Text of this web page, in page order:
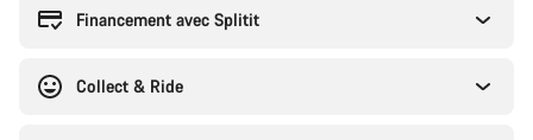
Financement avec Splitit
Collect & Ride